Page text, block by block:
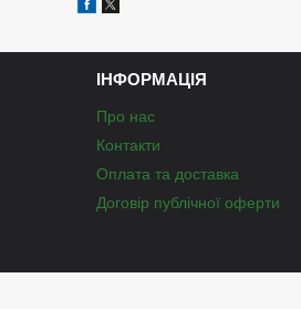
ІНФОРМАЦІЯ
Про нас
Контакти
Оплата та доставка
Договір публічної оферти